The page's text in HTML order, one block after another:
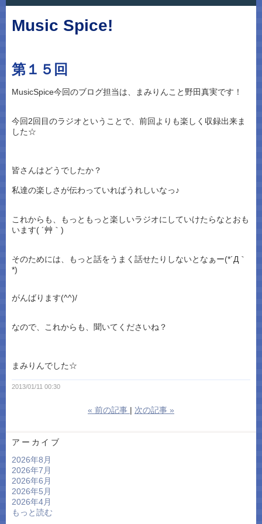
Music Spice!
第１５回
MusicSpice今回のブログ担当は、まみりんこと野田真実です！
今回2回目のラジオということで、前回よりも楽しく収録出来ま
した☆
皆さんはどうでしたか？
私達の楽しさが伝わっていればうれしいなっ♪
これからも、もっともっと楽しいラジオにしていけたらなとおも
います( ´艸｀)
そのためには、もっと話をうまく話せたりしないとなぁー(*´Д｀
*)
がんばります(^^)/
なので、これからも、聞いてくださいね？
まみりんでした☆
2013/01/11 00:30
« 前の記事 次の記事 »
アーカイブ
2026年8月
2026年7月
2026年6月
2026年5月
2026年4月
もっと読む